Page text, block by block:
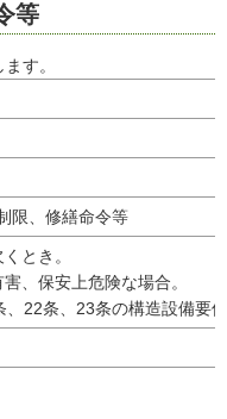
等
す。
限、修繕命令等
とき。
、保安上危険な場合。
22条、23条の構造設備要